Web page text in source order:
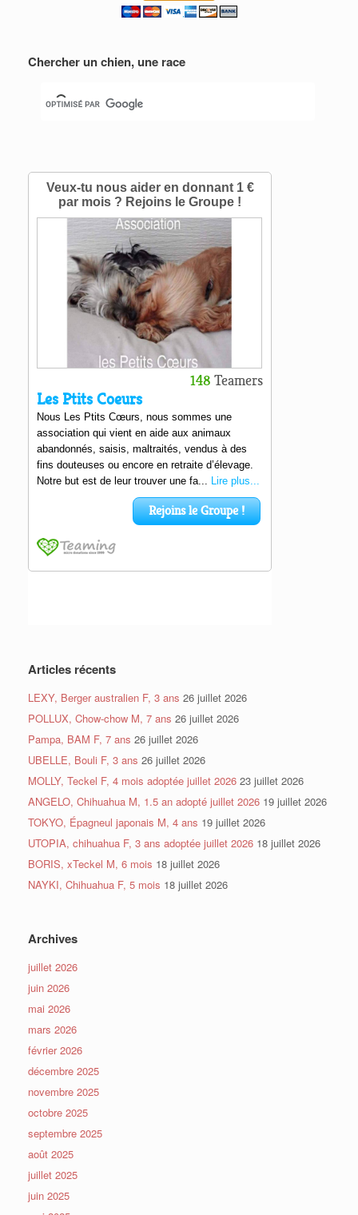
Chercher un chien, une race
Articles récents
LEXY, Berger australien F, 3 ans 26 juillet 2026
POLLUX, Chow-chow M, 7 ans 26 juillet 2026
Pampa, BAM F, 7 ans 26 juillet 2026
UBELLE, Bouli F, 3 ans 26 juillet 2026
MOLLY, Teckel F, 4 mois adoptée juillet 2026 23 juillet 2026
ANGELO, Chihuahua M, 1.5 an adopté juillet 2026 19 juillet 2026
TOKYO, Épagneul japonais M, 4 ans 19 juillet 2026
UTOPIA, chihuahua F, 3 ans adoptée juillet 2026 18 juillet 2026
BORIS, xTeckel M, 6 mois 18 juillet 2026
NAYKI, Chihuahua F, 5 mois 18 juillet 2026
Archives
juillet 2026
juin 2026
mai 2026
mars 2026
février 2026
décembre 2025
novembre 2025
octobre 2025
septembre 2025
août 2025
juillet 2025
juin 2025